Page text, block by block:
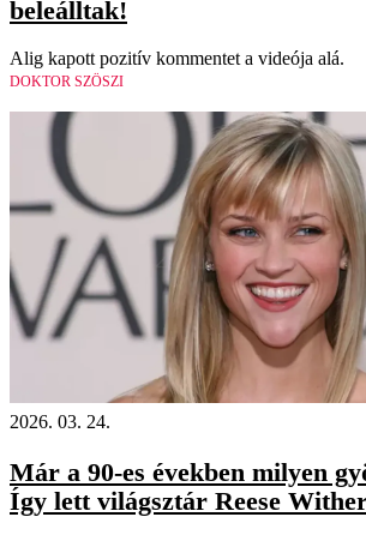
beleálltak!
Alig kapott pozitív kommentet a videója alá.
DOKTOR SZÖSZI
2026. 03. 24.
Már a 90-es években milyen
Így lett világsztár Reese